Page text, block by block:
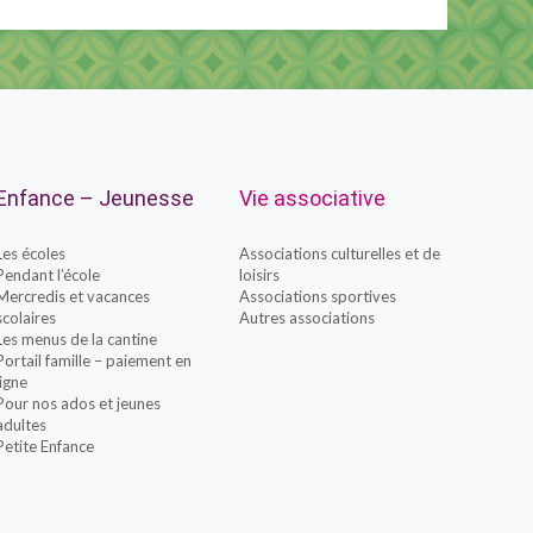
– Jeunesse
écoles
l’école
et vacances
menus de la cantine
famille – paiement en
nos ados et jeunes
Enfance
Vie associative
Associations culturelles et de
loisirs
Associations sportives
Autres associations